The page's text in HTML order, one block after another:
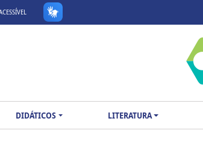
DIDÁTICOS LITERATURA